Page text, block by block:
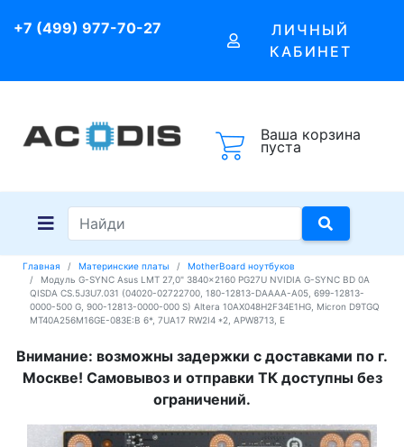
+7 (499) 977-70-27
ЛИЧНЫЙ
КАБИНЕТ
Ваша корзина
пуста
Главная Материнские платы
MotherBoard ноутбуков
Модуль G-SYNC Asus LMT 27,0" 3840x2160 PG27U NVIDIA G-SYNC BD 0A
QISDA CS.5J3U7.031 (04020-02722700, 180-12813-DAAAA-A05, 699-12813-
0000-500 G, 900-12813-0000-000 S) Altera 10AX048H2F34E1HG, Micron D9TGQ
MT40A256M16GE-083E:B 6*, 7UA17 RW2I4 *2, APW8713, E
Внимание: возможны задержки с доставками по г.
Москве! Самовывоз и отправки ТК доступны без
ограничений.